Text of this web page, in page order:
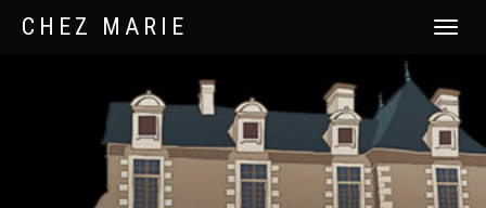
CHEZ MARIE
DÉPLIER